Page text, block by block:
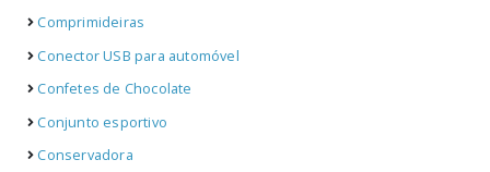
Comprimideiras
Conector USB para automóvel
Confetes de Chocolate
Conjunto esportivo
Conservadora